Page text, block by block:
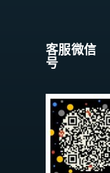
客服
号